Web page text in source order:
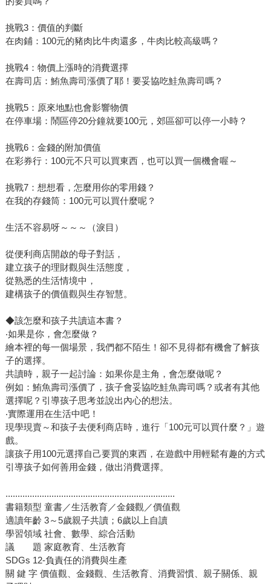
挑戰3：價值的判斷
在肉鋪：100元的豬肉比牛肉還多，牛肉比較高級嗎？
挑戰4：物價上漲時的消費選擇
在壽司店：鮪魚壽司漲價了耶！要妥協吃鮭魚壽司嗎？
挑戰5：原來地點也會影響物價
在停車場：鬧區停20分鐘就要100元，郊區卻可以停一小時？
挑戰6：金錢的附加價值
在彩券行：100元不只可以買東西，也可以買一個機會喔～
挑戰7：想想看，怎麼用你的零用錢？
在我的存錢筒：100元可以買什麼呢？
生活不容易呀～～～（淚目）
從便利商店開啟的母子對話，
建立孩子的理財觀與生活態度，
從熟悉的生活情境中，
建構孩子的價值觀與生存智慧。
◆該怎麼和孩子共讀這本書？
‧如果是你，會怎麼做？
繪本裡的每一個場景，我們都不陌生！卻不見得都有機會了解孩
子的選擇。
共讀時，親子一起討論：如果你是主角，會怎麼做呢？
例如：鮪魚壽司漲價了，孩子會妥協吃鮭魚壽司嗎？或者有其他
選擇呢？引導孩子思考並說出內心的想法。
‧實際運用在生活中吧！
現學現賣～和孩子去便利商店時，進行「100元可以買什麼？」遊
戲。
讓孩子用100元選擇自己要買的東西，在遊戲中用輕鬆有趣的方式
引導孩子如何善用金錢，做出消費選擇。
......................................................................
書籍類型 童書／生活教育／金錢觀／價值觀
適讀年齡 3～5歲親子共讀；6歲以上自讀
學習領域 社會、數學、綜合活動
議 題 家庭教育、生活教育
SDGs 12-負責任的消費與生產
關 鍵 字 價值觀、金錢觀、生活教育、消費習慣、親子關係、親